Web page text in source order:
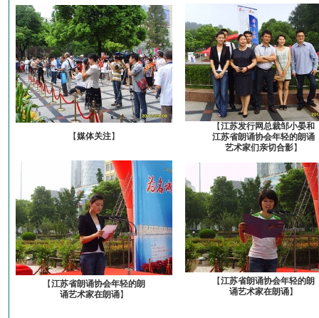
【媒体关注】
【江苏发行网总裁邹小晏和
江苏省朗诵协会年轻的朗诵
艺术家们亲切合影】
【江苏省朗诵协会年轻的朗
诵艺术家在朗诵】
【江苏省朗诵协会年轻的朗
诵艺术家在朗诵】